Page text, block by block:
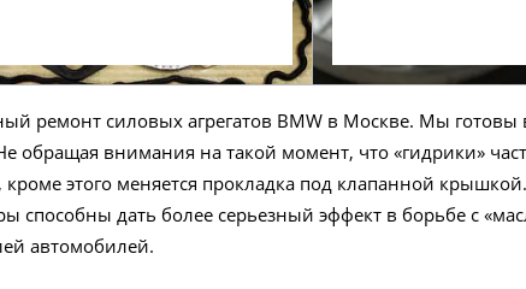
ремонт силовых агрегатов BMW в Москве. Мы готовы
внимания на такой момент, что «гидрики»
этого меняется прокладка под клапанной
дать более серьезный эффект в борьбе с
автомобилей.